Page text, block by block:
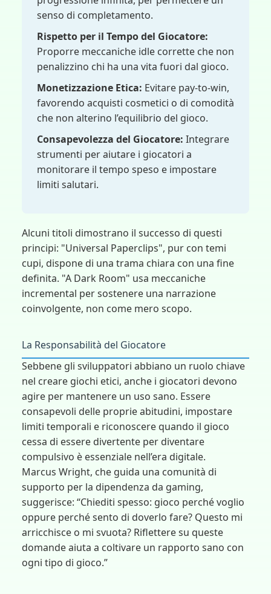
senso di completamento.
Rispetto per il Tempo del Giocatore:
Proporre meccaniche idle corrette che non
penalizzino chi ha una vita fuori dal gioco.
Monetizzazione Etica: Evitare pay-to-win,
favorendo acquisti cosmetici o di comodità
che non alterino l’equilibrio del gioco.
Consapevolezza del Giocatore: Integrare
strumenti per aiutare i giocatori a
monitorare il tempo speso e impostare
limiti salutari.
Alcuni titoli dimostrano il successo di questi
principi: "Universal Paperclips", pur con temi
cupi, dispone di una trama chiara con una fine
definita. "A Dark Room" usa meccaniche
incremental per sostenere una narrazione
coinvolgente, non come mero scopo.
La Responsabilità del Giocatore
Sebbene gli sviluppatori abbiano un ruolo chiave
nel creare giochi etici, anche i giocatori devono
agire per mantenere un uso sano. Essere
consapevoli delle proprie abitudini, impostare
limiti temporali e riconoscere quando il gioco
cessa di essere divertente per diventare
compulsivo è essenziale nell’era digitale.
Marcus Wright, che guida una comunità di
supporto per la dipendenza da gaming,
suggerisce: “Chiediti spesso: gioco perché voglio
oppure perché sento di doverlo fare? Questo mi
arricchisce o mi svuota? Riflettere su queste
domande aiuta a coltivare un rapporto sano con
ogni tipo di gioco.”